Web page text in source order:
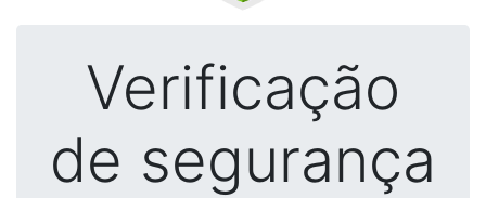
Verificação
de segurança